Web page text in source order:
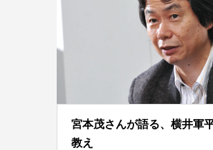
宮本茂さんが語る、横井軍
教え